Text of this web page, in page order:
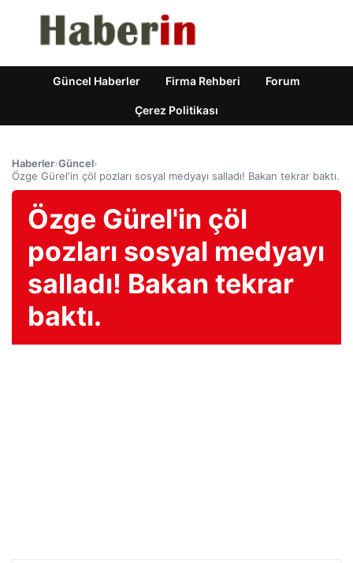
Güncel Haberler Firma Rehberi Forum
Çerez Politikası
Haberler›Güncel›
Özge Gürel'in çöl pozları sosyal medyayı salladı! Bakan tekrar baktı.
Özge Gürel'in çöl
pozları sosyal medyayı
salladı! Bakan tekrar
baktı.